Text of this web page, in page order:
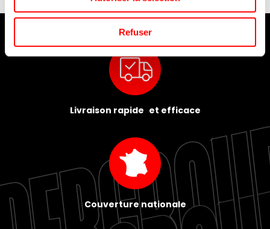
Refuser
Livraison rapide et efficace
Couverture nationale